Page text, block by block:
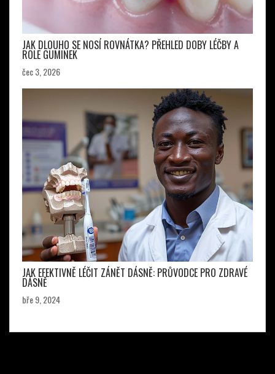
JAK DLOUHO SE NOSÍ ROVNÁTKA? PŘEHLED DOBY LÉČBY A
ROLE GUMINEK
čec 3, 2026
JAK EFEKTIVNĚ LÉČIT ZÁNĚT DÁSNĚ: PRŮVODCE PRO ZDRAVÉ
DÁSNĚ
bře 9, 2024